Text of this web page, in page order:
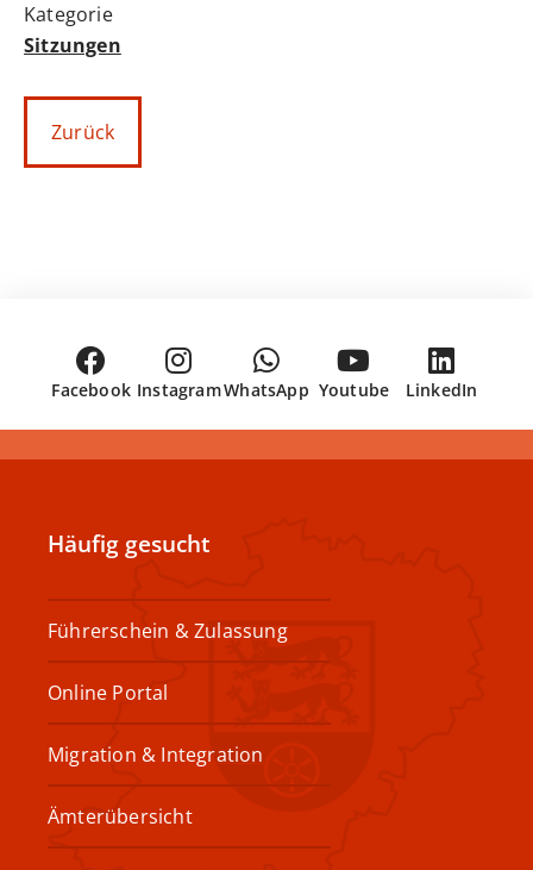
Sitzungen
Zurück
Facebook InstagramWhatsApp Youtube LinkedIn
Häufig gesucht
Führerschein & Zulassung
Online Portal
Migration & Integration
Ämterübersicht